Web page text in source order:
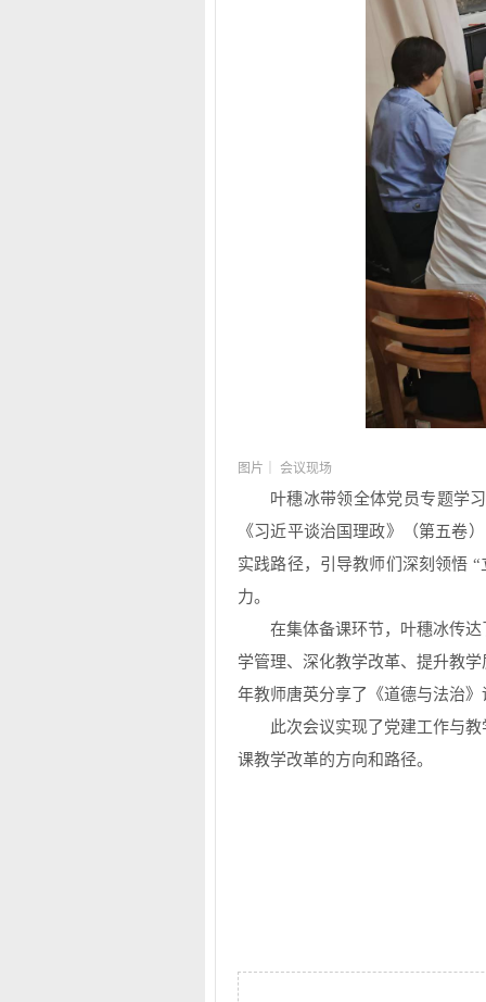
图片｜ 会议现场
叶穗冰带领全体党员专题学
《习近平谈治国理政》（第五卷
实践路径，引导教师们深刻领悟
力。
在集体备课环节，叶穗冰传
学管理、深化教学改革、提升教
年教师唐英分享了《道德与法治
此次会议实现了党建工作与
课教学改革的方向和路径。